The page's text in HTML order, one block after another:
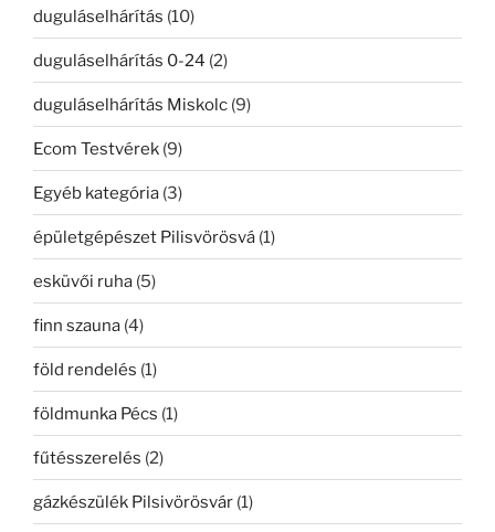
duguláselhárítás (10)
duguláselhárítás 0-24 (2)
duguláselhárítás Miskolc (9)
Ecom Testvérek (9)
Egyéb kategória (3)
épületgépészet Pilisvörösvá (1)
esküvői ruha (5)
finn szauna (4)
föld rendelés (1)
földmunka Pécs (1)
fűtésszerelés (2)
gázkészülék Pilsivörösvár (1)